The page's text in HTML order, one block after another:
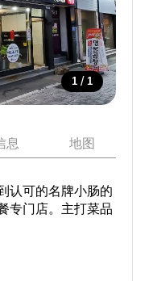
1 / 1
息 地图
认可的名牌小肠的
专门店。主打菜品